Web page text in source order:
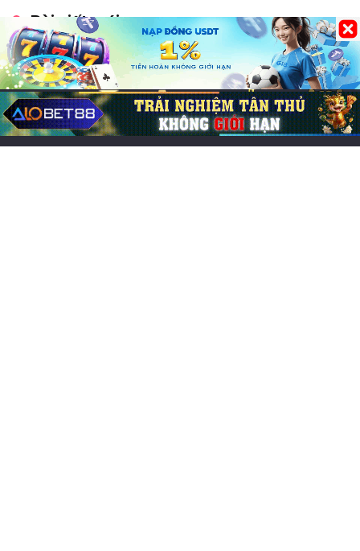
Bài viết mới
Các game online hay nhất, đông người chơi nhất 2026
Chơi game cung đấu mobile: Top 7 lựa chọn cuốn hút
Game đổi thẻ trên iOS hay, trải nghiệm chiến thuật cực
cuốn